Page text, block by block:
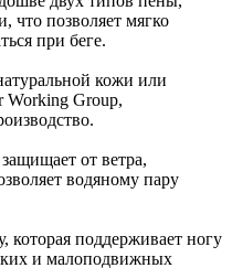
что позволяет мягко
при беге.
кожи или
Working Group,
от ветра,
водяному пару
которая поддерживает ногу
и малоподвижных